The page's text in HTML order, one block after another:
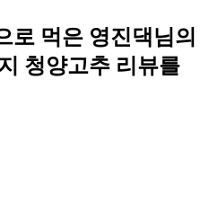
로 먹은 영진댁님의
청양고추 리뷰를